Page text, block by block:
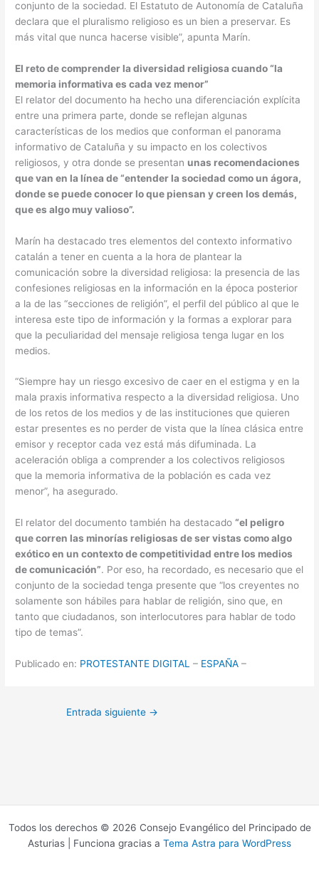
conjunto de la sociedad. El Estatuto de Autonomía de Cataluña
declara que el pluralismo religioso es un bien a preservar. Es
más vital que nunca hacerse visible”, apunta Marín.
El reto de comprender la diversidad religiosa cuando “la
memoria informativa es cada vez menor”
El relator del documento ha hecho una diferenciación explícita
entre una primera parte, donde se reflejan algunas
características de los medios que conforman el panorama
informativo de Cataluña y su impacto en los colectivos
religiosos, y otra donde se presentan unas recomendaciones
que van en la línea de “entender la sociedad como un ágora,
donde se puede conocer lo que piensan y creen los demás,
que es algo muy valioso”.
Marín ha destacado tres elementos del contexto informativo
catalán a tener en cuenta a la hora de plantear la
comunicación sobre la diversidad religiosa: la presencia de las
confesiones religiosas en la información en la época posterior
a la de las “secciones de religión”, el perfil del público al que le
interesa este tipo de información y la formas a explorar para
que la peculiaridad del mensaje religiosa tenga lugar en los
medios.
“Siempre hay un riesgo excesivo de caer en el estigma y en la
mala praxis informativa respecto a la diversidad religiosa. Uno
de los retos de los medios y de las instituciones que quieren
estar presentes es no perder de vista que la línea clásica entre
emisor y receptor cada vez está más difuminada. La
aceleración obliga a comprender a los colectivos religiosos
que la memoria informativa de la población es cada vez
menor”, ha asegurado.
El relator del documento también ha destacado“el peligro
que corren las minorías religiosas de ser vistas como algo
exótico en un contexto de competitividad entre los medios
de comunicación”. Por eso, ha recordado, es necesario que el
conjunto de la sociedad tenga presente que “los creyentes no
solamente son hábiles para hablar de religión, sino que, en
tanto que ciudadanos, son interlocutores para hablar de todo
tipo de temas”.
Publicado en: PROTESTANTE DIGITAL – ESPAÑA –
Entrada siguiente →
Todos los derechos © 2026 Consejo Evangélico del Principado de
Asturias | Funciona gracias a Tema Astra para WordPress